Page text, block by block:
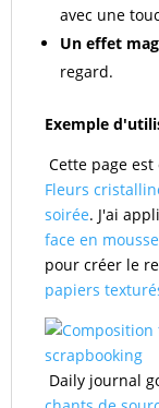
avec une
Un effet
regard.
Exemple
Cette page
Fleurs
soirée. J'ai
face en mousse
pour créer le
papiers
Daily journal